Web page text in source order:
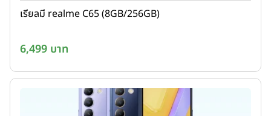
เรียลมี realme C65 (8GB/256GB)
6,499 บาท